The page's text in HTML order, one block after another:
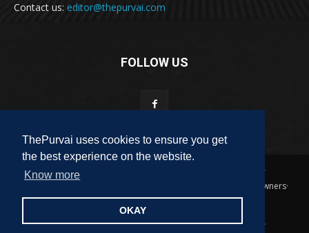
ThePurvai uses cookies to ensure you get
the best experience on the website.
Know more
OKAY
Contact us: editor@thepurvai.com
FOLLOW US
Copyright 2018-2023 THE PURVAI | All Rights Reserved · And Our
Sitemap · All Logos & Trademark Belongs To Their Respective Owners·
Designed & Developed byALL DIGI SEO
पुरवाई अपनी बात कविता कहानी साहित्यिक हलचल लेख लघुकथा